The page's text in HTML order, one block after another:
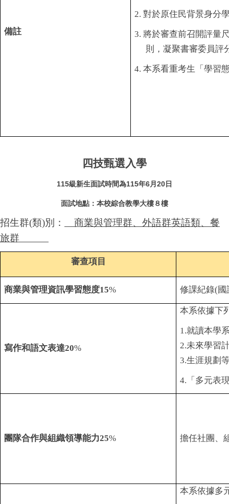
備註
2. 對於原住民背景身分
3. 將於審查前召開評量
則，凝聚書審委員評
4. 本系看重考生「學習
四技甄選入學
115級新生面試時間為115年6月20日
面試地點：本校綜合教學大樓８樓
招生群(類)別： 商業與管理群、 外語群英語類、 餐
旅群
審查項目
商業與管理資訊學習態度15% 修課紀錄(
寫作和語文表達20%
本系依據下
1.就讀本學
2.未來學習
3.生涯規劃
4. 「多元表
團隊合作與組織領導能力25% 擔任社團 、
本系依據多